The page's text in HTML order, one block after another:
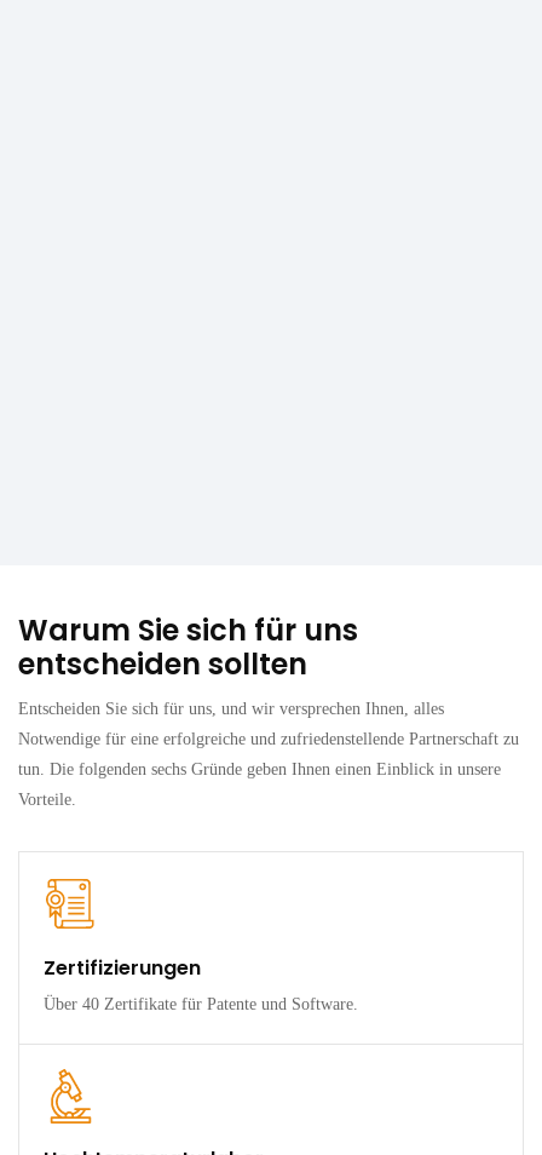
Warum Sie sich für uns
entscheiden sollten
Entscheiden Sie sich für uns, und wir versprechen Ihnen, alles
Notwendige für eine erfolgreiche und zufriedenstellende Partnerschaft zu
tun. Die folgenden sechs Gründe geben Ihnen einen Einblick in unsere
Vorteile.
Zertifizierungen
Über 40 Zertifikate für Patente und Software.